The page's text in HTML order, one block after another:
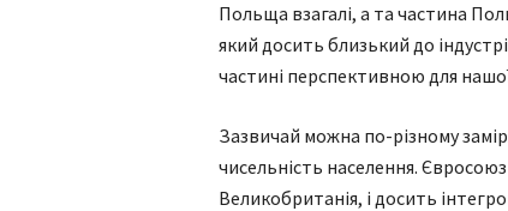
Польща взагалі, а та частина
який досить близький до
частині перспективною для
Зазвичай можна по-різному
чисельність населення.
Великобританія, і досить